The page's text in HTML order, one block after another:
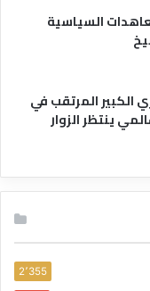
السياسية
الكبير المرتقب في
ينتظر الزوار
2٬355